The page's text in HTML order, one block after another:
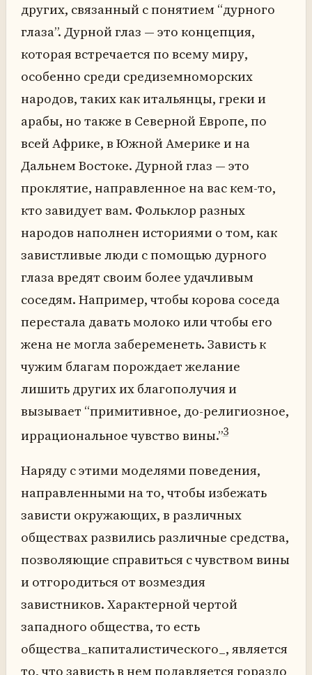
других, связанный с понятием “дурного
глаза”. Дурной глаз — это концепция,
которая встречается по всему миру,
особенно среди средиземноморских
народов, таких как итальянцы, греки и
арабы, но также в Северной Европе, по
всей Африке, в Южной Америке и на
Дальнем Востоке. Дурной глаз — это
проклятие, направленное на вас кем-то,
кто завидует вам. Фольклор разных
народов наполнен историями о том, как
завистливые люди с помощью дурного
глаза вредят своим более удачливым
соседям. Например, чтобы корова соседа
перестала давать молоко или чтобы его
жена не могла забеременеть. Зависть к
чужим благам порождает желание
лишить других их благополучия и
вызывает “примитивное, до-религиозное,
иррациональное чувство вины.”3
Наряду с этими моделями поведения,
направленными на то, чтобы избежать
зависти окружающих, в различных
обществах развились различные средства,
позволяющие справиться с чувством вины
и отгородиться от возмездия
завистников. Характерной чертой
западного общества, то есть
общества_капиталистического_, является
то, что зависть в нем подавляется гораздо